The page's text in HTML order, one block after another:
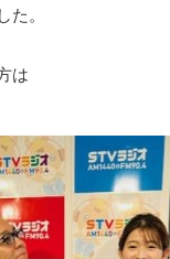
た。
は